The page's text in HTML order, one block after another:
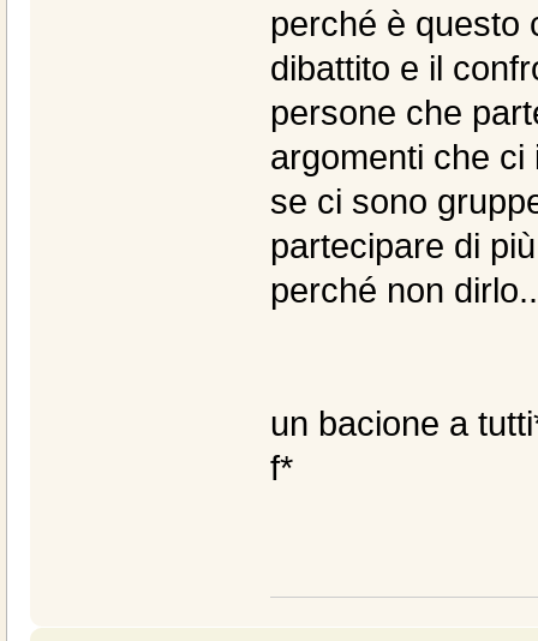
perché è questo
dibattito e il
persone che
argomenti che
se ci sono
partecipare di
perché non
un bacione a
f*